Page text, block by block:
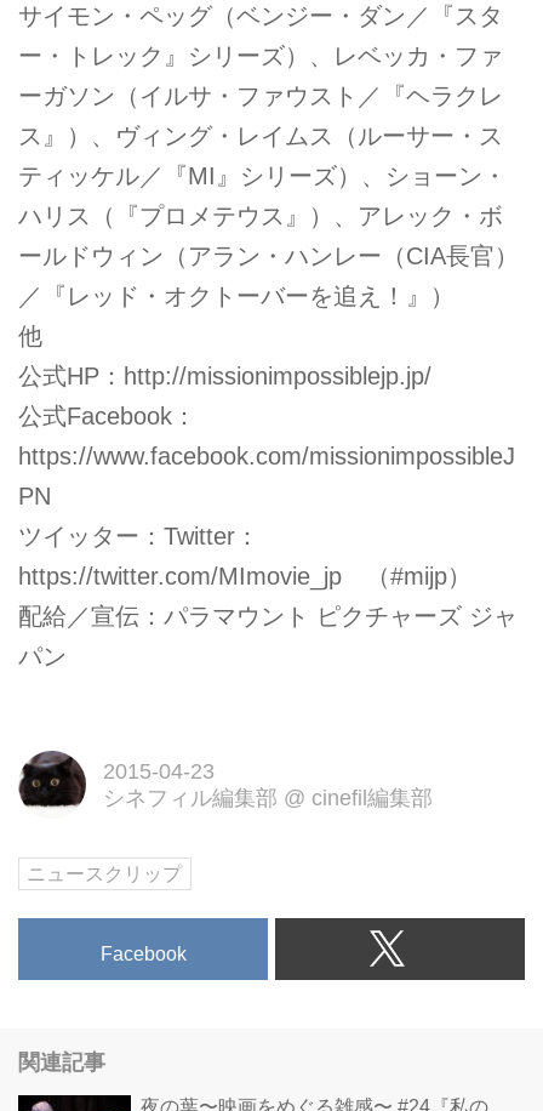
サイモン・ペッグ（ベンジー・ダン／『スタ
ー・トレック』シリーズ）、レベッカ・ファ
ーガソン（イルサ・ファウスト／『ヘラクレ
ス』）、ヴィング・レイムス（ルーサー・ス
ティッケル／『MI』シリーズ）、ショーン・
ハリス（『プロメテウス』）、アレック・ボ
ールドウィン（アラン・ハンレー（CIA長官）
／『レッド・オクトーバーを追え！』）
他
公式HP： http://missionimpossiblejp.jp/
公式Facebook：
https://www.facebook.com/missionimpossibleJ
PN
ツイッター：Twitter：
https://twitter.com/MImovie_jp （#mijp）
配給／宣伝：パラマウント ピクチャーズ ジャ
パン
2015-04-23
シネフィル編集部 @ cinefil編集部
ニュースクリップ
Facebook
関連記事
夜の葉〜映画をめぐる雑感〜 #24『私の